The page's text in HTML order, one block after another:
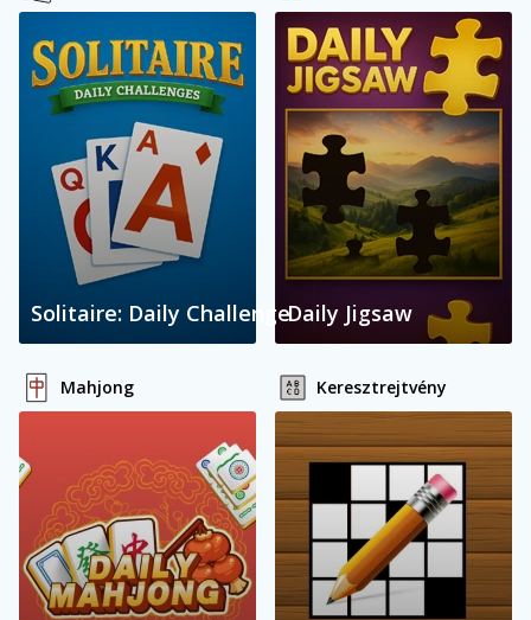
Solitaire: Daily ChallengeDaily Jigsaw
Mahjong Keresztrejtvény